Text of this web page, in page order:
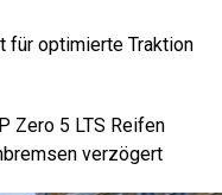
für optimierte Traktion
Zero 5 LTS Reifen
verzögert